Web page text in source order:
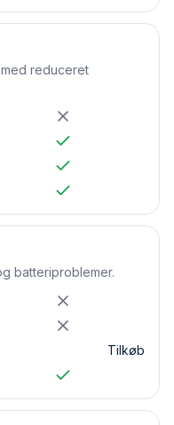
reduceret
batteriproblemer.
Tilkøb